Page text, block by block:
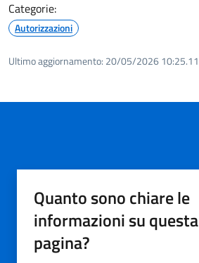
Categorie:
Autorizzazioni
Ultimo aggiornamento: 20/05/2026 10:25.11
Quanto sono chiare le
informazioni su questa
pagina?